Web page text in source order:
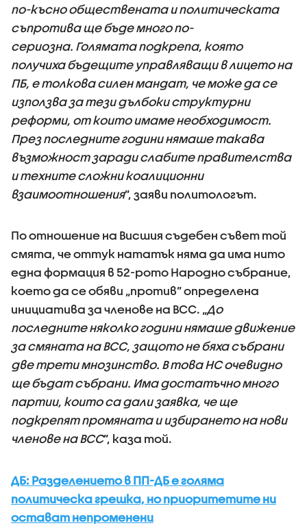
по-късно обществената и политическата
съпротива ще бъде много по-
сериозна. Голямата подкрепа, която
получиха бъдещите управляващи в лицето на
ПБ, е толкова силен мандат, че може да се
използва за тези дълбоки структурни
реформи, от които имаме необходимост.
През последните години нямаше такава
възможност заради слабите правителства
и техните сложни коалиционни
взаимоотношения”, заяви политологът.
По отношение на Висшия съдебен съвет той
смята, че оттук нататък няма да има нито
една формация в 52-рото Народно събрание,
което да се обяви „против” определена
инициатива за членове на ВСС. „До
последните няколко години нямаше движение
за смяната на ВСС, защото не бяха събрани
две трети мнозинство. В това НС очевидно
ще бъдат събрани. Има достатъчно много
партии, които са дали заявка, че ще
подкрепят промяната и избирането на нови
членове на ВСС”, каза той.
ДБ: Разделението в ПП-ДБ е голяма
политическа грешка, но приоритетите ни
остават непроменени